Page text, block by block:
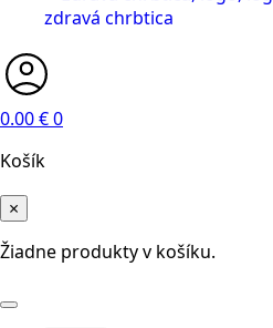
0.00€0
Košík
×
Žiadne produkty v košíku.